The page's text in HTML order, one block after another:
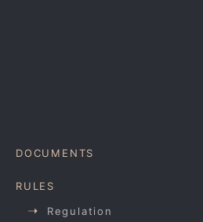
DOCUMENTS
RULES
Regulation